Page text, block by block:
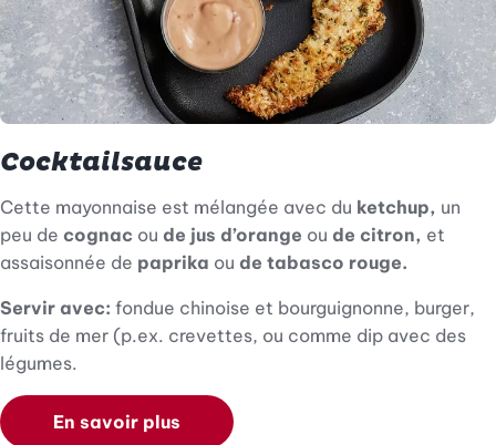
Cocktailsauce
Cette mayonnaise est mélangée avec du ketchup, un
peu de cognac ou de jus d’orange ou de citron, et
assaisonnée de paprika ou de tabasco rouge.
Servir avec: fondue chinoise et bourguignonne, burger,
fruits de mer (p.ex. crevettes, ou comme dip avec des
légumes.
En savoir plus